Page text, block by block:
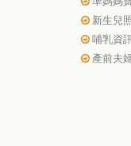
新生兒
哺乳資
產前夫